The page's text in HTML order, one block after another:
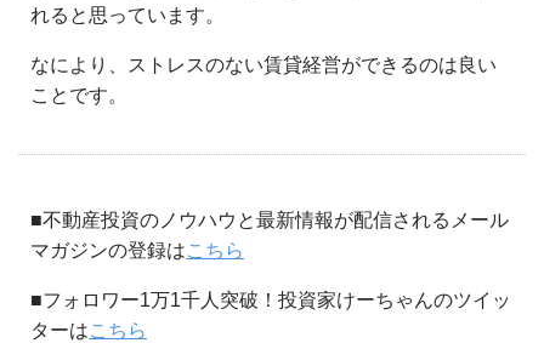
れると思っています。
なにより、ストレスのない賃貸経営ができるのは良い
ことです。
■不動産投資のノウハウと最新情報が配信されるメール
マガジンの登録はこちら
■フォロワー1万1千人突破！投資家けーちゃんのツイッ
ターはこちら